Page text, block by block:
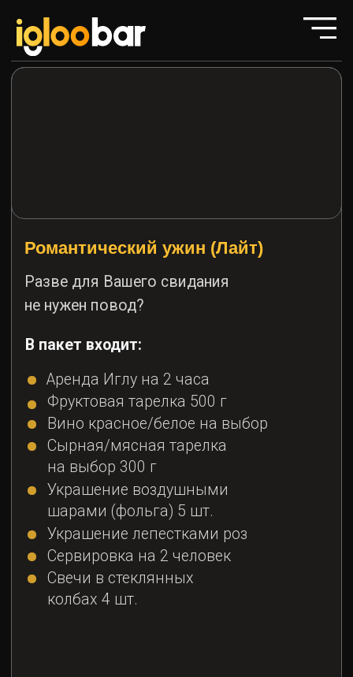
Фруктовая тарелка 500 г
Вино красное/белое на выбор
Сырная/мясная тарелка
Украшение воздушными
Украшение лепестками роз
Сервировка на 2 человек
Свечи в стеклянных
колбах 4 шт.
не нужен повод?
В пакет входит:
Пакет рассчитан на 2 человека
Стоимость:
11 700 ₽(пт-вс)
10 500 ₽ (пн-чт)